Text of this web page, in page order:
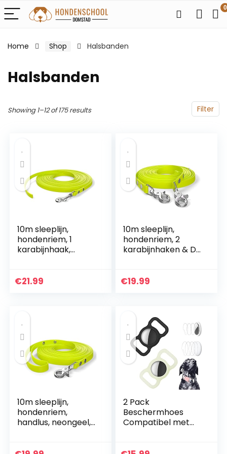
0
Home Shop Halsbanden
Halsbanden
Filter
Showing 1–12 of 175 results
10m sleeplijn,
hondenriem, 1
karabijnhaak,
waterafstotend
€21.99
10m sleeplijn,
hondenriem, 2
karabijnhaken & D-
waterafstotend
€19.99
10m sleeplijn,
hondenriem,
handlus, neongeel,
2 Pack
Beschermhoes
Compatibel met